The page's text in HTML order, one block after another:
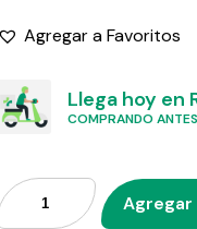
Agregar a Favoritos
Llega hoy en
COMPRANDO